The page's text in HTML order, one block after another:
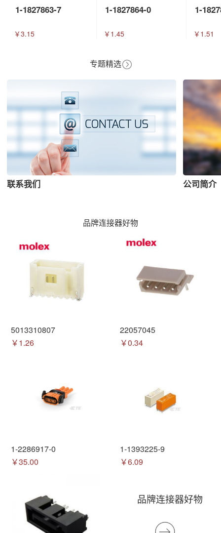
1-1827863-7
￥3.15
1-1827864-0
￥1.45
1-
￥1.51
专题精选
联系我们 公司简介
品牌连接器好物
5013310807
￥1.26
22057045
￥0.34
1-2286917-0
￥35.00
1-1393225-9
￥6.09
品牌连接器好物